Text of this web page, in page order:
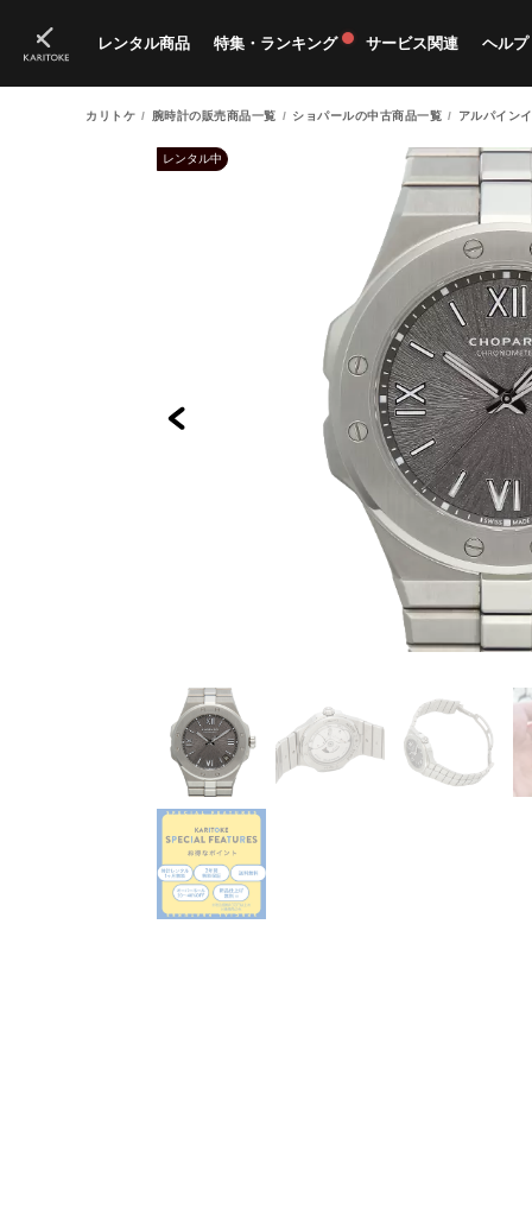
レンタル商品
ブランド一覧 すべての商品 新入荷商品 新
特集・ランキング
特集 ランキング
サービス関連
料金プラン 獲
ヘルプ
ご
カリトケ 腕時計の販売商品一覧 ショパールの中古商品一覧 アルパイン
レンタル中